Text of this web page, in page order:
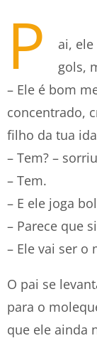
P
ai,
gols,
– Ele é bom
concentrado,
filho da tua
– Tem? –
– Tem.
– E ele joga
– Parece que
– Ele vai ser
O pai se
para o
que ele ainda